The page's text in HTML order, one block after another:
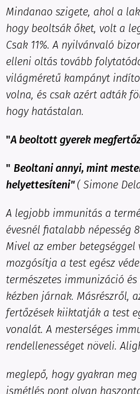
Mindanao szigete, ahol a
hogy beoltsák őket, volt a
Csak 11%. A nyilvánvaló
elleni oltás tovább
világméretű kampányt
volna, és csak azért adták
hogy hatástalan.
"A beoltott gyerek
" Beoltani annyi, mint
helyettesíteni"( Simone
A legjobb immunitás a
évesnél fiatalabb népesség
Mivel az ember
mozgósítja a test egész
természetes immunizáció
kézben járnak. Másrészről,
fertőzések kiiktatják a test
vonalát. A mesterséges
rendellenességet növeli.
meglepő, hogy gyakran
ismétlés pont olyan